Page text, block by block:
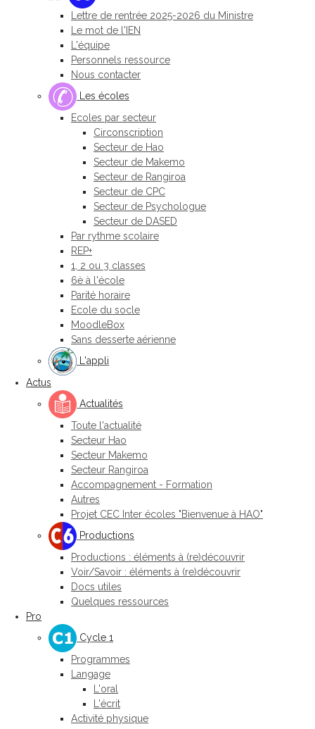
Lettre de rentrée 2025-2026 du Ministre
Le mot de l'IEN
L'équipe
Personnels ressource
Nous contacter
Les écoles
Ecoles par secteur
Circonscription
Secteur de Hao
Secteur de Makemo
Secteur de Rangiroa
Secteur de CPC
Secteur de Psychologue
Secteur de DASED
Par rythme scolaire
REP+
1, 2 ou 3 classes
6è à l'école
Parité horaire
Ecole du socle
MoodleBox
Sans desserte aérienne
L'appli
Actus
Actualités
Toute l'actualité
Secteur Hao
Secteur Makemo
Secteur Rangiroa
Accompagnement - Formation
Autres
Projet CEC Inter écoles "Bienvenue à HAO"
Productions
Productions : éléments à (re)découvrir
Voir/Savoir : éléments à (re)découvrir
Docs utiles
Quelques ressources
Pro
Cycle 1
Programmes
Langage
L'oral
L'écrit
Activité physique